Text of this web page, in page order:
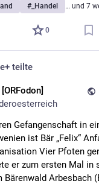
# _Handel … und 7
0
teilte
Gefangenschaft in
ist Bär „Felix“
Vier Pfoten
er zum ersten Mal in
Bärenwald Arbesbach